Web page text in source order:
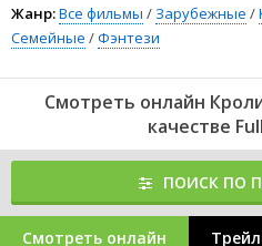
Жанр:Все фильмы / Зарубежные /
Семейные /Фэнтези
Смотреть онлайн
качестве
ПОИСК ПО
Смотреть онлайн